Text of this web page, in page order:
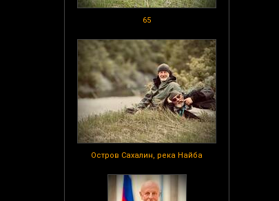
65
Остров Сахалин, река Найба